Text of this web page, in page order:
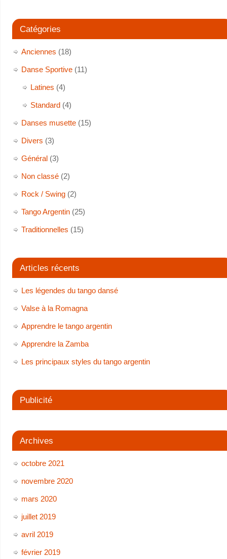
Catégories
Anciennes (18)
Danse Sportive(11)
Latines (4)
Standard(4)
Danses musette(15)
Divers (3)
Général(3)
Non classé(2)
Rock / Swing(2)
Tango Argentin(25)
Traditionnelles (15)
Articles récents
Les légendes du tango dansé
Valse à la Romagna
Apprendre le tango argentin
Apprendre la Zamba
Les principaux styles du tango argentin
Publicité
Archives
octobre 2021
novembre 2020
mars 2020
juillet 2019
avril 2019
février 2019